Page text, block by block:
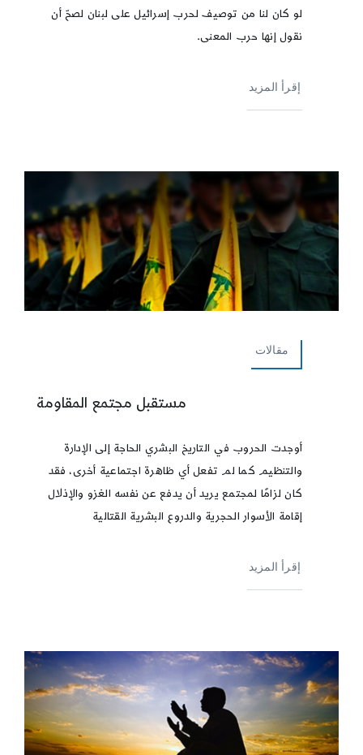
لو كان لنا من توصيف لحرب إسرائيل على لبنان لصحّ أن
نقول إنها حرب المعنى.
إقرأ المزيد
مقالات
مستقبل مجتمع المقاومة
أوجدت الحروب في التاريخ البشري الحاجة إلى الإدارة
والتنظيم كما لم تفعل أي ظاهرة اجتماعية أخرى، فقد
كان لزامًا لمجتمع يريد أن يدفع عن نفسه الغزو والإذلال
إقامة الأسوار الحجرية والدروع البشرية القتالية
إقرأ المزيد